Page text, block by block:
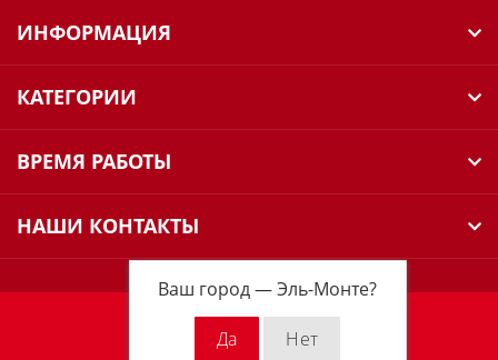
Ваш город —Эль-Монте?
ИНФОРМАЦИЯ
КАТЕГОРИИ
ВРЕМЯ РАБОТЫ
НАШИ КОНТАКТЫ
Milwaukee Russia © 2026